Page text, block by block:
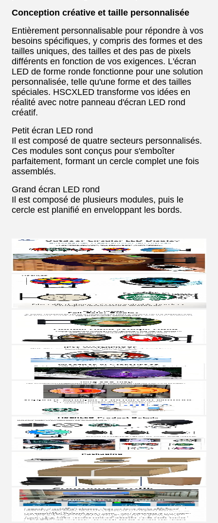
Conception créative et taille personnalisée
Entièrement personnalisable pour répondre à vos
besoins spécifiques, y compris des formes et des
tailles uniques, des tailles et des pas de pixels
différents en fonction de vos exigences. L'écran
LED de forme ronde fonctionne pour une solution
personnalisée, telle qu'une forme et des tailles
spéciales. HSCXLED transforme vos idées en
réalité avec notre panneau d'écran LED rond
créatif.
Petit écran LED rond
Il est composé de quatre secteurs personnalisés.
Ces modules sont conçus pour s'emboîter
parfaitement, formant un cercle complet une fois
assemblés.
Grand écran LED rond
Il est composé de plusieurs modules, puis le
cercle est planifié en enveloppant les bords.